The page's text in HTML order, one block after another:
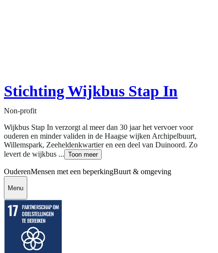
Stichting Wijkbus Stap In
Non-profit
Wijkbus Stap In verzorgt al meer dan 30 jaar het vervoer voor
ouderen en minder validen in de Haagse wijken Archipelbuurt,
Willemspark, Zeeheldenkwartier en een deel van Duinoord. Zo
levert de wijkbus ... Toon meer
OuderenMensen met een beperkingBuurt & omgeving
Menu